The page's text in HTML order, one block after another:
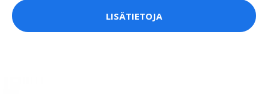
LISÄTIETOJA